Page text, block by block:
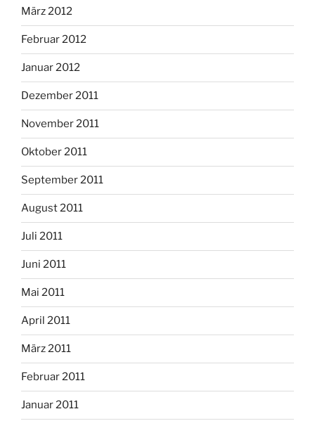
März 2012
Februar 2012
Januar 2012
Dezember 2011
November 2011
Oktober 2011
September 2011
August 2011
Juli 2011
Juni 2011
Mai 2011
April 2011
März 2011
Februar 2011
Januar 2011